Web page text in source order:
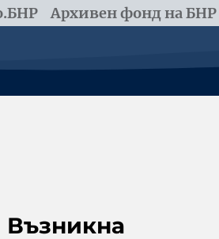
Архивен фонд на БНР
Възникна